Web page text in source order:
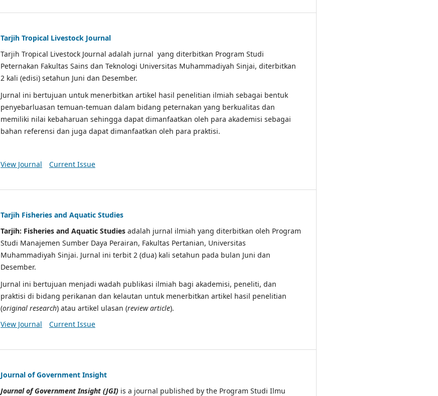
Tarjih Tropical Livestock Journal
Tarjih Tropical Livestock Journal adalah jurnal yang diterbitkan Program Studi
Peternakan Fakultas Sains dan Teknologi Universitas Muhammadiyah Sinjai, diterbitkan
2 kali (edisi) setahun Juni dan Desember.
Jurnal ini bertujuan untuk menerbitkan artikel hasil penelitian ilmiah sebagai bentuk
penyebarluasan temuan-temuan dalam bidang peternakan yang berkualitas dan
memiliki nilai kebaharuan sehingga dapat dimanfaatkan oleh para akademisi sebagai
bahan referensi dan juga dapat dimanfaatkan oleh para praktisi.
View Journal Current Issue
Tarjih Fisheries and Aquatic Studies
Tarjih: Fisheries and Aquatic Studies adalah jurnal ilmiah yang diterbitkan oleh Program
Studi Manajemen Sumber Daya Perairan, Fakultas Pertanian, Universitas
Muhammadiyah Sinjai. Jurnal ini terbit 2 (dua) kali setahun pada bulan Juni dan
Desember.
Jurnal ini bertujuan menjadi wadah publikasi ilmiah bagi akademisi, peneliti, dan
praktisi di bidang perikanan dan kelautan untuk menerbitkan artikel hasil penelitian
(original research) atau artikel ulasan (review article).
View Journal
Current Issue
Journal of Government Insight
Journal of Government Insight (JGI) is a journal published by the Program Studi Ilmu